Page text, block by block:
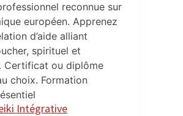
reconnue sur
européen. Apprenez
d’aide alliant
spirituel et
Certificat ou diplôme
choix. Formation
Intégrative